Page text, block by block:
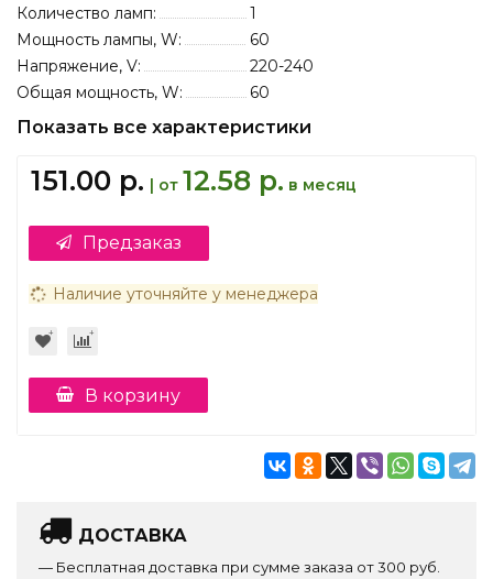
Количество ламп:
1
Мощность лампы, W:
60
Напряжение, V:
220-240
Общая мощность, W:
60
Показать все характеристики
151.00 р. | от 12.58 р. в месяц
Предзаказ
Наличие уточняйте у менеджера
В корзину
ДОСТАВКА
— Бесплатная доставка при сумме заказа от 300 руб.